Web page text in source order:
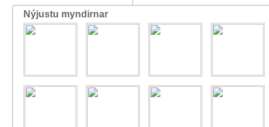
Nýjustu myndirnar